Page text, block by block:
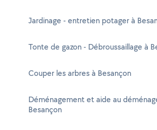
Jardinage - entretien potager à
Tonte de gazon - Débroussaillage à
Couper les arbres à Besançon
Déménagement et aide au
Besançon